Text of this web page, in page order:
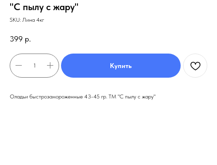
"С пылу с жару"
SKU: Лина 4кг
399 р.
Купить
Оладьи быстрозамороженные 43-45 гр. ТМ "С пылу с жару"